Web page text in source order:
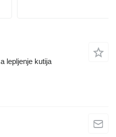
lepljenje kutija